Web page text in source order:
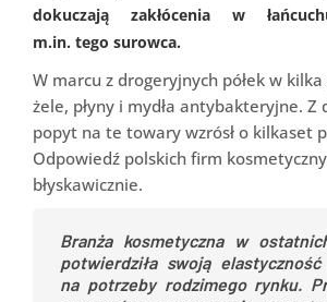
dokuczają zakłócenia w
m.in. tego surowca.
W marcu z drogeryjnych półek w kilka
żele, płyny i mydła antybakteryjne. Z
popyt na te towary wzrósł o kilkaset
Odpowiedź polskich firm
błyskawicznie.
Branża kosmetyczna w
potwierdziła swoją
na potrzeby rodzimego rynku.